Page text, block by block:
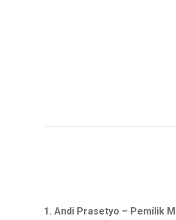
1. Andi Prasetyo – Pemilik